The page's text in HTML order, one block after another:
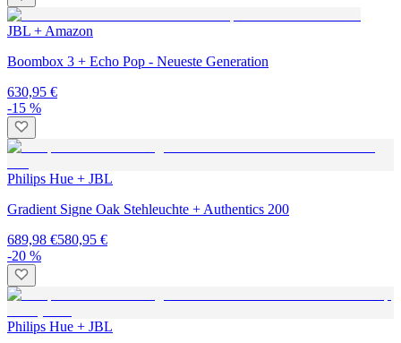
JBL + Amazon
Boombox 3 + Echo Pop - Neueste Generation
630,95 €
-15 %
Philips Hue + JBL
Gradient Signe Oak Stehleuchte + Authentics 200
689,98 €580,95 €
-20 %
Philips Hue + JBL